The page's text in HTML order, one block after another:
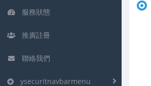
服務狀態
推廣註冊
聯絡我們
ysecuritnavbarmenu